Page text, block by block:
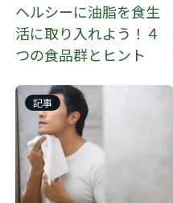
​​ヘルシーに油脂を食生
活に取り入れよう！４
つの食品群とヒント​
記事